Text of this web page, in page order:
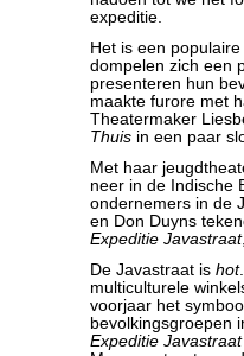
expeditie.
Het is een
dompelen zich een
presenteren hun
maakte furore met
Theatermaker
Thuis in een paar
Met haar
neer in de Indische
ondernemers in de
en Don Duyns
Expeditie Javastraat
De Javastraat is hot
multiculturele
voorjaar het
bevolkingsgroepen
Expeditie Javastraat